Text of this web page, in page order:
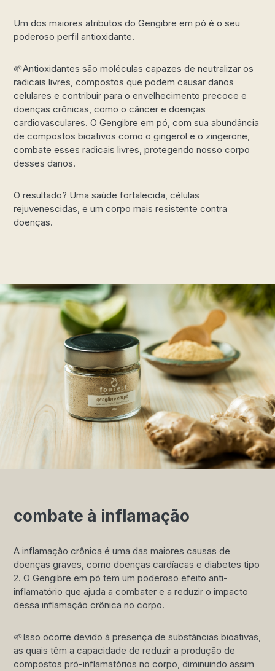
Um dos maiores atributos do Gengibre em pó é o seu
poderoso perfil antioxidante.
🌱Antioxidantes são moléculas capazes de neutralizar os
radicais livres, compostos que podem causar danos
celulares e contribuir para o envelhecimento precoce e
doenças crônicas, como o câncer e doenças
cardiovasculares. O Gengibre em pó, com sua abundância
de compostos bioativos como o gingerol e o zingerone,
combate esses radicais livres, protegendo nosso corpo
desses danos.
O resultado? Uma saúde fortalecida, células
rejuvenescidas, e um corpo mais resistente contra
doenças.
combate à inflamação
A inflamação crônica é uma das maiores causas de
doenças graves, como doenças cardíacas e diabetes tipo
2. O Gengibre em pó tem um poderoso efeito anti-
inflamatório que ajuda a combater e a reduzir o impacto
dessa inflamação crônica no corpo.
🌱Isso ocorre devido à presença de substâncias bioativas,
as quais têm a capacidade de reduzir a produção de
compostos pró-inflamatórios no corpo, diminuindo assim